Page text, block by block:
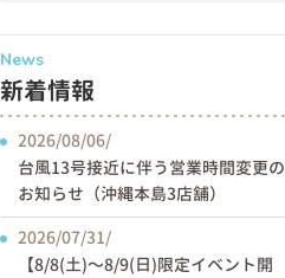
News
新着情報
2026/08/06/
台風13号接近に伴う営業時間変更の
お知らせ（沖縄本島3店舗）
2026/07/31/
【8/8(土)〜8/9(日)限定イベント開